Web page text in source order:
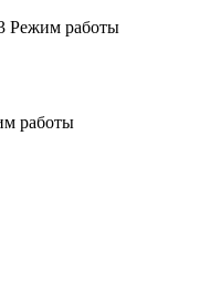
Режим работы
работы